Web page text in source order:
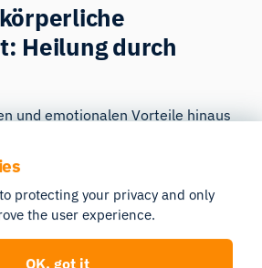
Heilung durch
und emotionalen Vorteile hinaus
sich gezeigt, dass das Hören von
senkt, den Cortisolspiegel (das
des Körpers) reduziert und
verbessert (Chanda &
protecting your privacy and only
the user experience.
OK, got it